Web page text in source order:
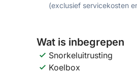
(exclusief servicekosten
Wat is inbegrepen
Snorkeluitrusting
Koelbox